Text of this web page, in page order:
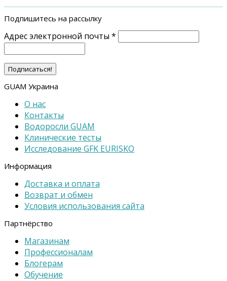
Подпишитесь на рассылку
Адрес электронной почты *
GUAM Украина
О нас
Контакты
Водоросли GUAM
Клинические тесты
Исследование GFK EURISKO
Информация
Доставка и оплата
Возврат и обмен
Условия использования сайта
Партнёрство
Магазинам
Профессионалам
Блогерам
Обучение